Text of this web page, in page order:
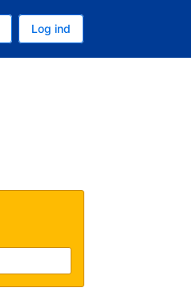
Log ind